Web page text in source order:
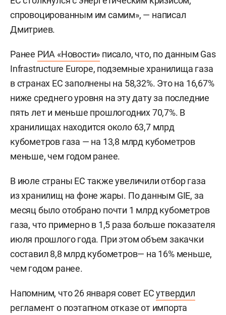
спровоцированным им самим», — написал
Дмитриев.
Ранее РИА «Новости» писало, что, по данным Gas
Infrastructure Europe, подземные хранилища газа
в странах ЕС заполнены на 58,32%. Это на 16,67%
ниже среднего уровня на эту дату за последние
пять лет и меньше прошлогодних 70,7%. В
хранилищах находится около 63,7 млрд
кубометров газа — на 13,8 млрд кубометров
меньше, чем годом ранее.
В июле страны ЕС также увеличили отбор газа
из хранилищ на фоне жары. По данным GIE, за
месяц было отобрано почти 1 млрд кубометров
газа, что примерно в 1,5 раза больше показателя
июля прошлого года. При этом объем закачки
составил 8,8 млрд кубометров— на 16% меньше,
чем годом ранее.
Напомним, что 26 января совет ЕСутвердил
регламент о поэтапном отказе от импорта